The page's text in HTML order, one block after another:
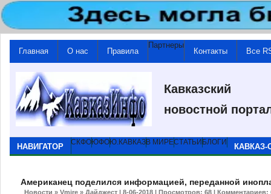
Главная О нас Правила
Партнеры
Контакты Все
Кавказский
новостной
НАВИГАТОР СКФОЮФОЮ.КАВКАЗВ МИРЕСТАТЬИ БЛОГИ
Американец поделился информацией, переданной
Новости » Vmire » Дайджест | 8-06-2018 | Просмотров: 68 | Комментариев: